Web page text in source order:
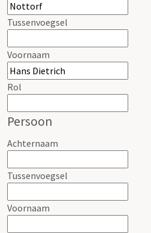
Tussenvoegsel
Voornaam
Rol
Persoon
Achternaam
Tussenvoegsel
Voornaam